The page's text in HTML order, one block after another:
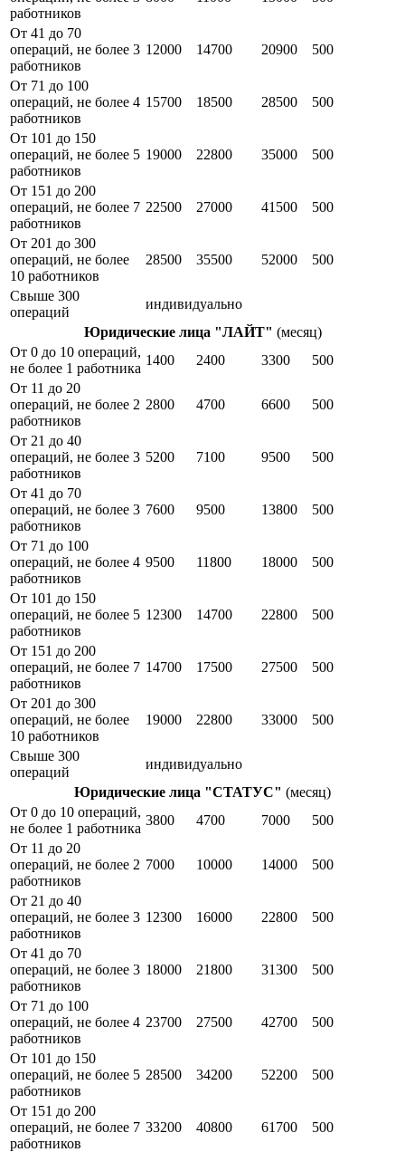
работников
От 41 до 70
операций, не более 3
работников
12000 14700 20900 500
От 71 до 100
операций, не более 4
работников
15700 18500 28500 500
От 101 до 150
операций, не более 5
работников
19000 22800 35000 500
От 151 до 200
операций, не более 7
работников
22500 27000 41500 500
От 201 до 300
операций, не более
10 работников
28500 35500 52000 500
Свыше 300
операций
индивидуально
Юридические лица "ЛАЙТ" (месяц)
От 0 до 10 операций,
не более 1 работника
1400 2400 3300
500
От 11 до 20
операций, не более 2
работников
2800 4700 6600 500
От 21 до 40
операций, не более 3
работников
5200 7100 9500 500
От 41 до 70
операций, не более 3
работников
7600 9500 13800 500
От 71 до 100
операций, не более 4
работников
9500 11800 18000 500
От 101 до 150
операций, не более 5
работников
12300 14700 22800 500
От 151 до 200
операций, не более 7
работников
14700 17500 27500 500
От 201 до 300
операций, не более
10 работников
19000 22800 33000 500
Свыше 300
операций
индивидуально
Юридические лица "СТАТУС" (месяц)
От 0 до 10 операций,
не более 1 работника
3800 4700 7000
500
От 11 до 20
операций, не более 2
работников
7000 10000 14000 500
От 21 до 40
операций, не более 3
работников
12300 16000 22800 500
От 41 до 70
операций, не более 3
работников
18000 21800 31300 500
От 71 до 100
операций, не более 4
работников
23700 27500 42700 500
От 101 до 150
операций, не более 5
работников
28500 34200 52200 500
От 151 до 200
операций, не более 7
работников
33200 40800 61700 500